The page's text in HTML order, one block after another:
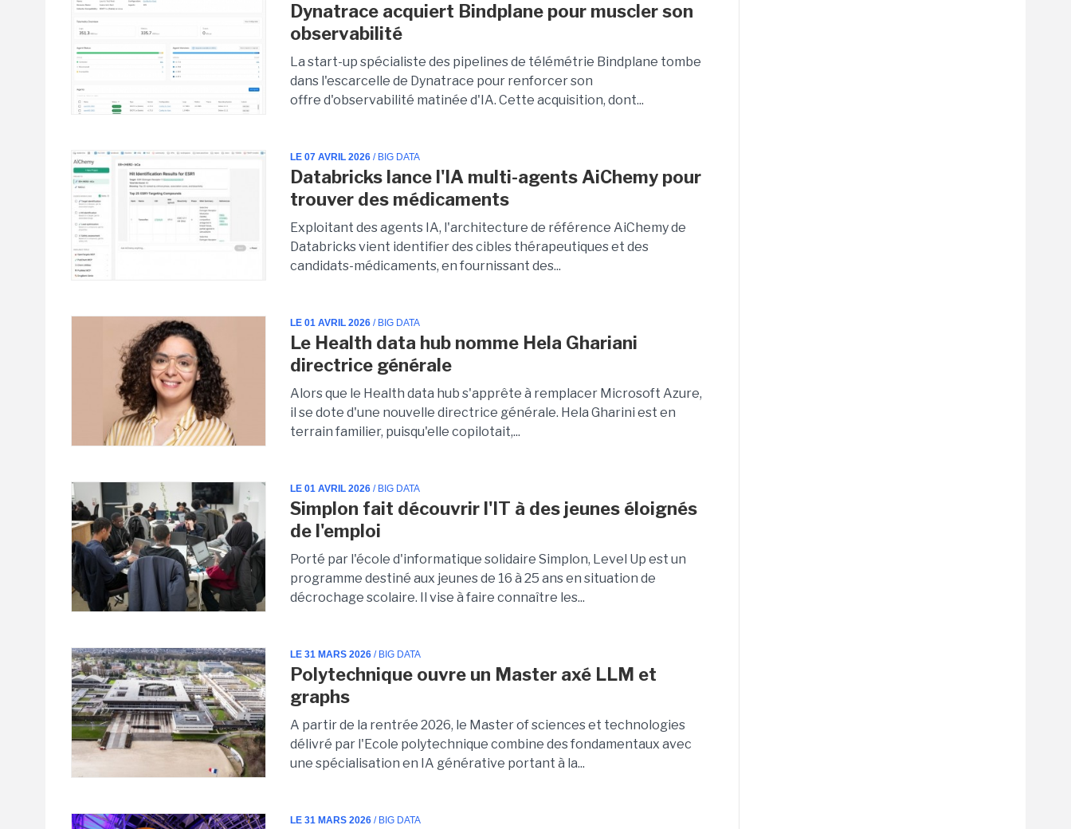
Dynatrace acquiert Bindplane pour muscler son
observabilité
La start-up spécialiste des pipelines de télémétrie Bindplane tombe
dans l'escarcelle de Dynatrace pour renforcer son
offre d'observabilité matinée d'IA. Cette acquisition, dont...
LE 07 AVRIL 2026 / BIG DATA
Databricks lance l'IA multi-agents AiChemy pour
trouver des médicaments
Exploitant des agents IA, l'architecture de référence AiChemy de
Databricks vient identifier des cibles thérapeutiques et des
candidats-médicaments, en fournissant des...
LE 01 AVRIL 2026 / BIG DATA
Le Health data hub nomme Hela Ghariani
directrice générale
Alors que le Health data hub s'apprête à remplacer Microsoft Azure,
il se dote d'une nouvelle directrice générale. Hela Gharini est en
terrain familier, puisqu'elle copilotait,...
LE 01 AVRIL 2026 / BIG DATA
Simplon fait découvrir l'IT à des jeunes éloignés
de l'emploi
Porté par l'école d'informatique solidaire Simplon, Level Up est un
programme destiné aux jeunes de 16 à 25 ans en situation de
décrochage scolaire. Il vise à faire connaître les...
LE 31 MARS 2026 / BIG DATA
Polytechnique ouvre un Master axé LLM et
graphs
A partir de la rentrée 2026, le Master of sciences et technologies
délivré par l'Ecole polytechnique combine des fondamentaux avec
une spécialisation en IA générative portant à la...
LE 31 MARS 2026 / BIG DATA